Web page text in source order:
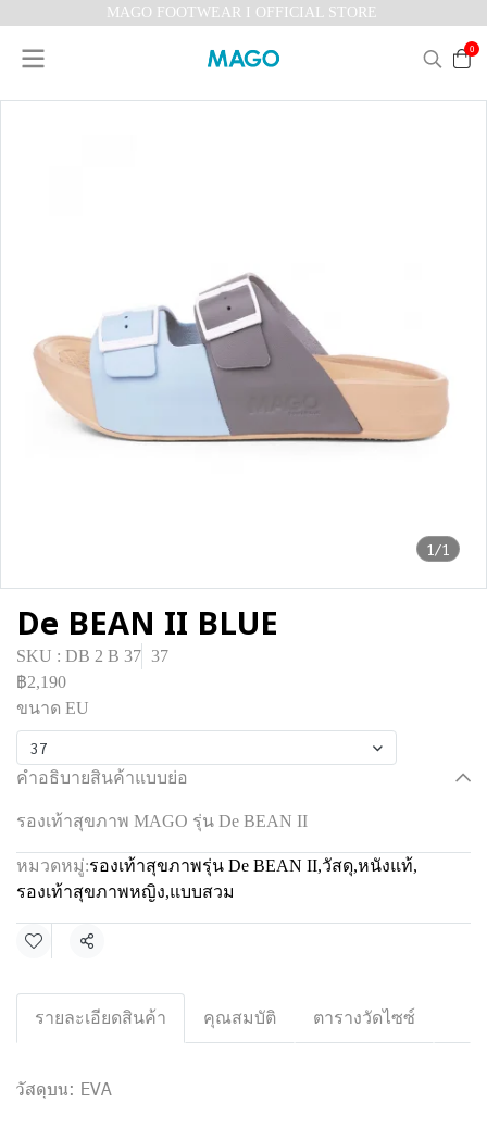
MAGO FOOTWEAR I OFFICIAL STORE
0
1/1
De BEAN II BLUE
SKU : DB 2 B 37 37
฿2,190
ขนาด EU
37
คำอธิบายสินค้าแบบย่อ
รองเท้าสุขภาพ MAGO รุ่น De BEAN II
หมวดหมู่:รองเท้าสุขภาพรุ่น De BEAN II,วัสดุ,หนังแท้,
รองเท้าสุขภาพหญิง,แบบสวม
แชร์
รายละเอียดสินค้า คุณสมบัติ ตารางวัดไซซ์
วัสดุบน: EVA